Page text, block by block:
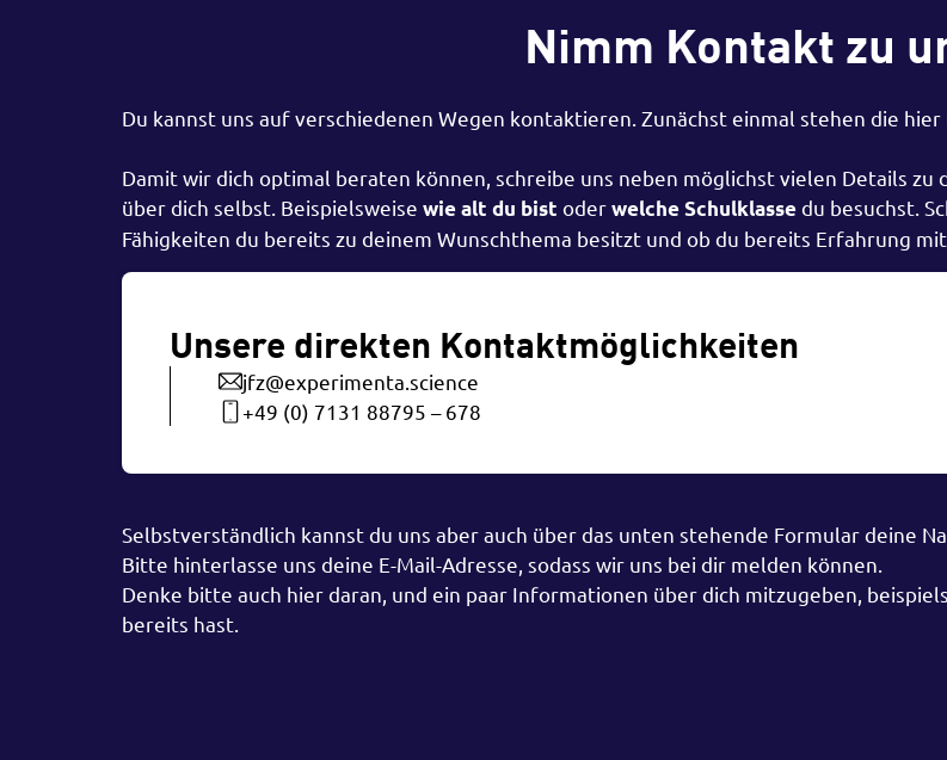
Nimm Kontakt zu
Du kannst uns auf verschiedenen Wegen kontaktieren. Zunächst einmal stehen die
Damit wir dich optimal beraten können, schreibe uns neben möglichst vielen Details
über dich selbst. Beispielsweise wie alt du bist oderwelche Schulklassedu besuchst.
Fähigkeiten du bereits zu deinem Wunschthema besitzt und ob du bereits Erfahrung
Unsere direkten Kontaktmöglichkeiten
jfz@experimenta.science
+49 (0) 7131 88795 – 678
Selbstverständlich kannst du uns aber auch über das unten stehende Formular deine
Bitte hinterlasse uns deine E-Mail-Adresse, sodass wir uns bei dir melden können.
Denke bitte auch hier daran, und ein paar Informationen über dich mitzugeben,
bereits hast.